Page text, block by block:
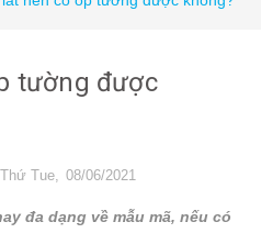
tường được
Thứ Tue, 08/06/2021
đa dạng về mẫu mã, nếu có